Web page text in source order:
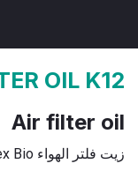
OIL K12
Air filter oil
زيت فلتر الهواء Motorex Bio هو زيت فلتر هواء عالي الالتصاق.